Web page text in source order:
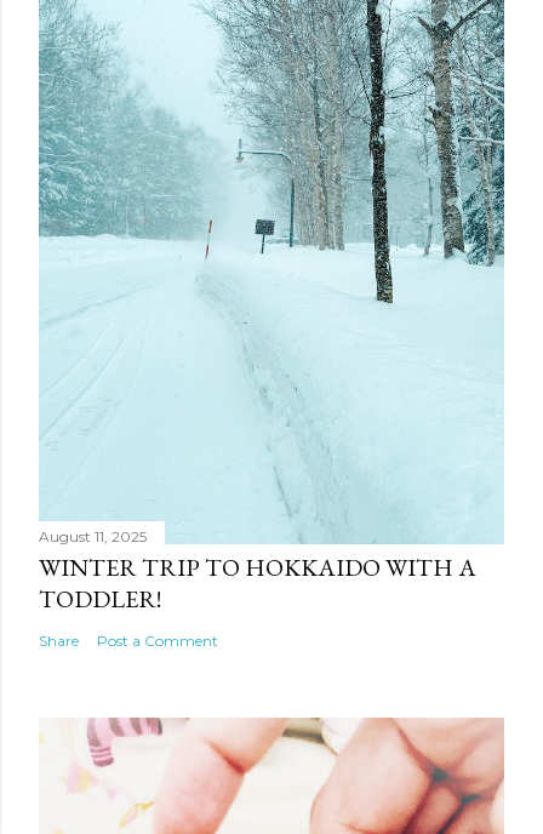
August 11, 2025
WINTER TRIP TO HOKKAIDO WITH A
TODDLER!
Share Post a Comment